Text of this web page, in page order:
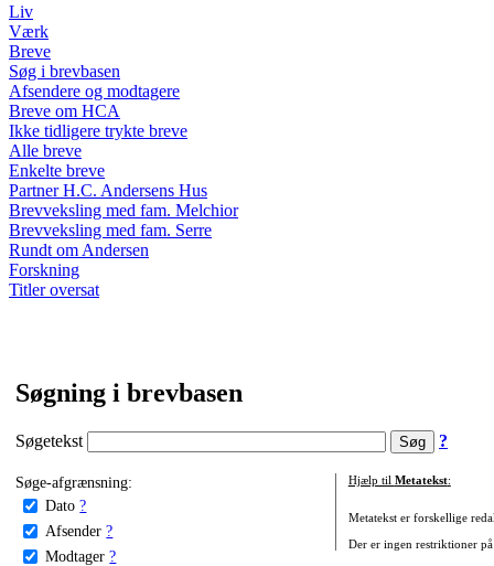
Liv
Værk
Breve
Søg i brevbasen
Afsendere og modtagere
Breve om HCA
Ikke tidligere trykte breve
Alle breve
Enkelte breve
Partner H.C. Andersens Hus
Brevveksling med fam. Melchior
Brevveksling med fam. Serre
Rundt om Andersen
Forskning
Titler oversat
Søgning i brevbasen
Søgetekst ?
Søge-afgrænsning:
Dato ?
Afsender ?
Modtager ?
Hjælp til Metatekst:
Metatekst er forskellige
Der er ingen restriktioner